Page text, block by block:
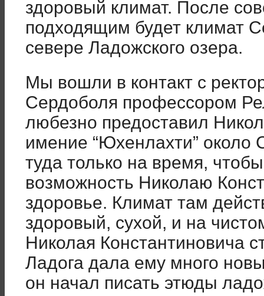
здоровый климат. После
подходящим будет климат
севере Ладожского озера.
Мы вошли в контакт с
Сердоболя профессором
любезно предоставил
имение “Юхенлахти”
туда только на время,
возможность Николаю
здоровье. Климат там
здоровый, сухой, и на
Николая Константиновича
Ладога дала ему много
он начал писать этюды